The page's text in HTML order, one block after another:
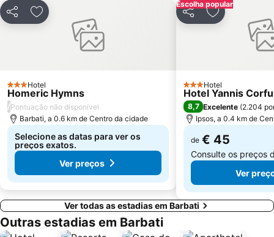
Ekthesiako Kentro Kerkuras Corexpo
Casino Corfu
Canal d'Amour
PartilharAdicionar aos favoritos
3 Estrelas
Hotel
Homeric Hymns
/Pontuação não disponível
Barbati, a 0.6 km de Centro da cidade
Selecione as datas para ver os
preços exatos.
Ver preços
Escolha popular
PartilharAdicionar
3 Estrelas
Hotel
Hotel Yannis Corfu
8,7 Excelente (2.204
Ipsos, a 0.4 km de
de € 45
Consulte os preços
Ver
Ver todas as estadias em Barbati
Outras estadias em Barbati